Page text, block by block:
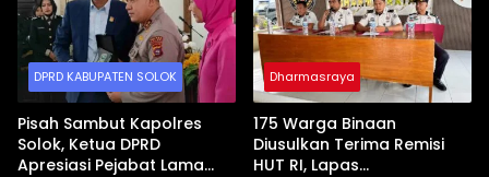
DPRD KABUPATEN SOLOK
Pisah Sambut Kapolres
Solok, Ketua DPRD
Apresiasi Pejabat Lama
Dharmasraya
175 Warga Binaan
Diusulkan Terima Remisi
HUT RI, Lapas